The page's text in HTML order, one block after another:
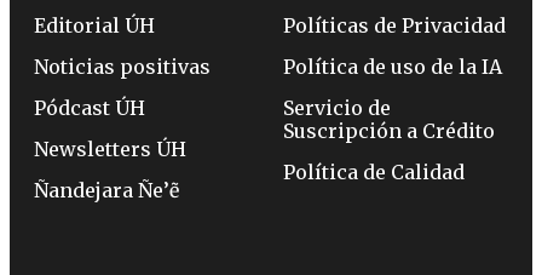
Editorial ÚH
Noticias positivas
Pódcast ÚH
Newsletters ÚH
Ñandejara Ñe’ẽ
Políticas de Privacidad
Política de uso de la IA
Servicio de
Suscripción a Crédito
Política de Calidad